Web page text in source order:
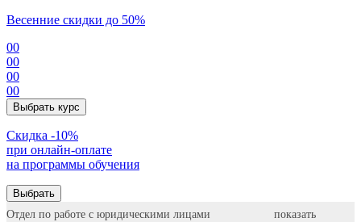
Весенние скидки до 50%
00
00
00
00
Выбрать курс
Cкидка -10%
при онлайн-оплате
на программы обучения
Выбрать
Отдел по работе с юридическими лицами